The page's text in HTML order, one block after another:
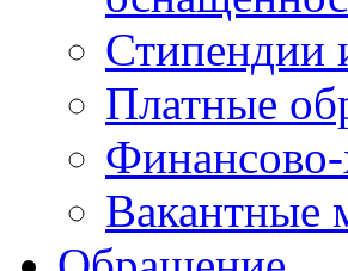
Стипендии
Платные
Финансово-
Вакантные